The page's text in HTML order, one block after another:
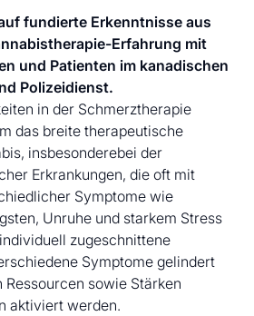
fundierte Erkenntnisse aus
Erfahrung mit
und Patienten im kanadischen
Polizeidienst.
in der Schmerztherapie
das breite therapeutische
insbesonderebei der
Erkrankungen, die oft mit
Symptome wie
Unruhe und starkem Stress
zugeschnittene
Symptome gelindert
sowie Stärken
aktiviert werden.